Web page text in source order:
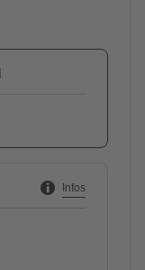
Infos